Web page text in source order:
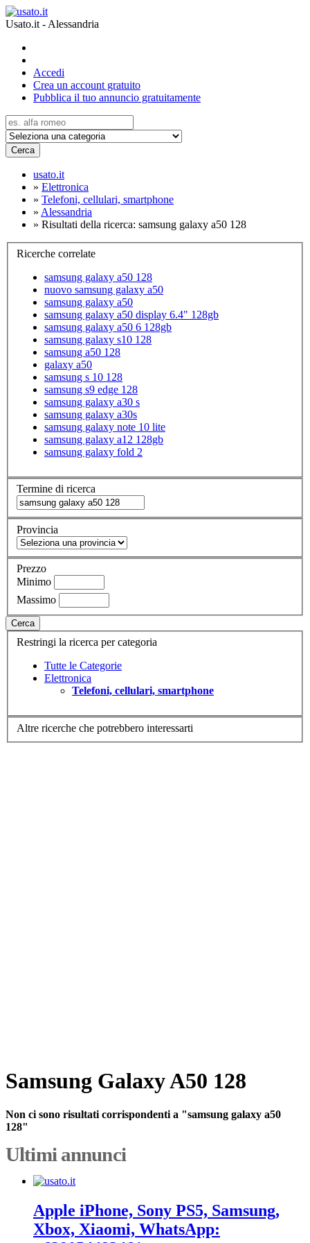
Usato.it - Alessandria
Accedi
Crea un account gratuito
Pubblica il tuo annuncio gratuitamente
Cerca
usato.it
» Elettronica
» Telefoni, cellulari, smartphone
» Alessandria
» Risultati della ricerca: samsung galaxy a50 128
Ricerche correlate
samsung galaxy a50 128
nuovo samsung galaxy a50
samsung galaxy a50
samsung galaxy a50 display 6.4" 128gb
samsung galaxy a50 6 128gb
samsung galaxy s10 128
samsung a50 128
galaxy a50
samsung s 10 128
samsung s9 edge 128
samsung galaxy a30 s
samsung galaxy a30s
samsung galaxy note 10 lite
samsung galaxy a12 128gb
samsung galaxy fold 2
Termine di ricerca
Provincia
Prezzo
Minimo
Massimo
Cerca
Restringi la ricerca per categoria
Tutte le Categorie
Elettronica
Telefoni, cellulari, smartphone
Altre ricerche che potrebbero interessarti
Samsung Galaxy A50 128
Non ci sono risultati corrispondenti a "samsung galaxy a50
128"
Ultimi annunci
Apple iPhone, Sony PS5, Samsung,
Xbox, Xiaomi, WhatsApp: